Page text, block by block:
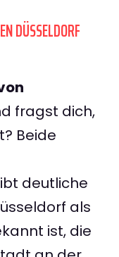
DÜSSELDORF
fragst dich,
Beide
deutliche
als
ist, die